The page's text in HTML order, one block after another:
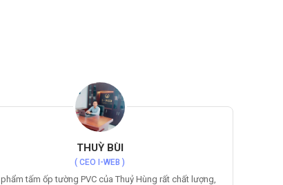
LÊ THẾ CHUNG
( CEO Nhân Kiệt )
lợp Poly của Thuỷ Hùng cung cấp thực sự có chất lượng